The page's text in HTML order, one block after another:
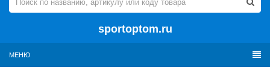
sportoptom.ru
МЕНЮ